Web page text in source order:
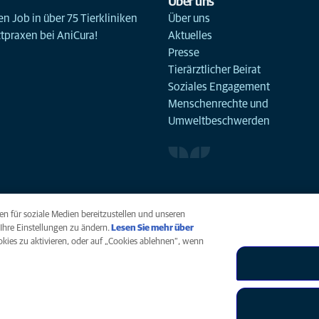
Job in über 75 Tierkliniken
bei AniCura!
Über uns
Aktuelles
Presse
Tierärztlicher Beirat
Soziales Engagement
Menschenrechte und
Umweltbeschwerden
AniCura
für soziale Medien bereitzustellen und unseren
Einstellungen zu ändern. Lesen Sie mehr über
zu aktivieren, oder auf „Cookies ablehnen“, wenn